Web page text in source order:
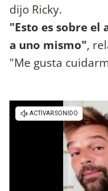
dijo Ricky.
"Esto es sobre
a uno mismo",
"Me gusta